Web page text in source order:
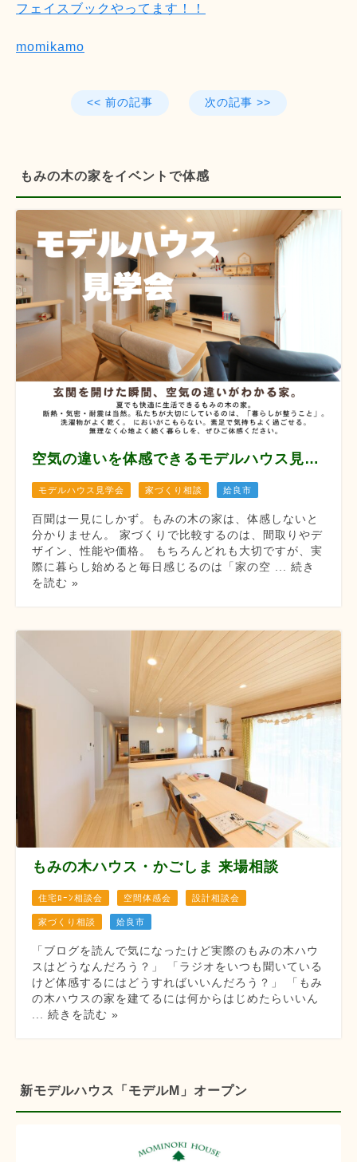
フェイスブックやってます！！
momikamo
<< 前の記事 次の記事 >>
もみの木の家をイベントで体感
空気の違いを体感できるモデルハウス見学会 【8月12/13/14/22/23/29/30】
モデルハウス見学会 家づくり相談 姶良市
百聞は一見にしかず。もみの木の家は、体感しないと
分かりません。 家づくりで比較するのは、間取りやデ
ザイン、性能や価格。 もちろんどれも大切ですが、実
際に暮らし始めると毎日感じるのは「家の空 ... 続き
を読む »
もみの木ハウス・かごしま 来場相談
住宅ﾛｰﾝ相談会 空間体感会 設計相談会
家づくり相談 姶良市
「ブログを読んで気になったけど実際のもみの木ハウ
スはどうなんだろう？」 「ラジオをいつも聞いている
けど体感するにはどうすればいいんだろう？」 「もみ
の木ハウスの家を建てるには何からはじめたらいいん
... 続きを読む »
新モデルハウス「モデルM」オープン